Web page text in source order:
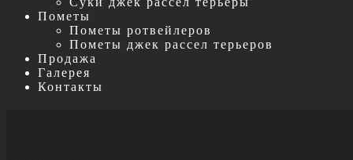
Пометы
Пометы ротвейлеров
Пометы джек рассел терьеров
Продажа
Галерея
Контакты